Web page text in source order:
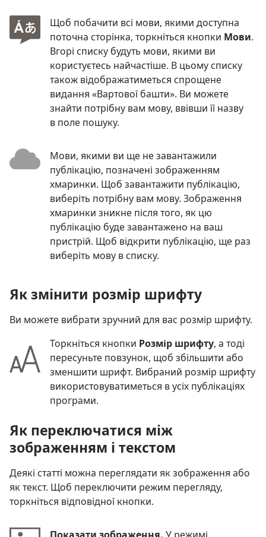
Щоб побачити всі мови, якими доступна
поточна сторінка, торкніться кнопки Мови.
Вгорі списку будуть мови, якими ви
користуєтесь найчастіше. В цьому списку
також відображатиметься спрощене
видання «Вартової башти». Ви можете
знайти потрібну вам мову, ввівши її назву
в поле пошуку.
Мови, якими ви ще не завантажили
публікацію, позначені зображенням
хмаринки. Щоб завантажити публікацію,
виберіть потрібну вам мову. Зображення
хмаринки зникне після того, як цю
публікацію буде завантажено на ваш
пристрій. Щоб відкрити публікацію, ще раз
виберіть мову в списку.
Як змінити розмір шрифту
Ви можете вибрати зручний для вас розмір шрифту.
Торкніться кнопки Розмір шрифту, а тоді
пересуньте повзунок, щоб збільшити або
зменшити шрифт. Вибраний розмір шрифту
використовуватиметься в усіх публікаціях
програми.
Як переключатися між
зображенням і текстом
Деякі статті можна переглядати як зображення або
як текст. Щоб переключити режим перегляду,
торкніться відповідної кнопки.